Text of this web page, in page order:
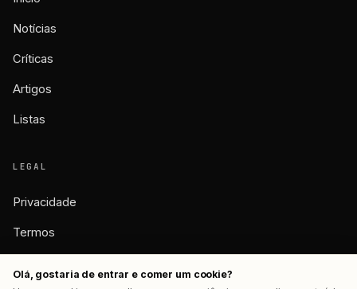
Notícias
Críticas
Artigos
Listas
LEGAL
Privacidade
Termos
Olá, gostaria de entrar e comer um cookie?